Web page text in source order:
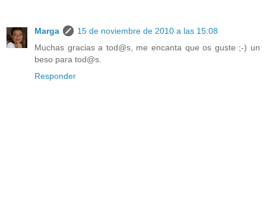
Marga
15 de noviembre de 2010 a las 15:08
Muchas gracias a tod@s, me encanta que os guste ;-) un
beso para tod@s.
Responder